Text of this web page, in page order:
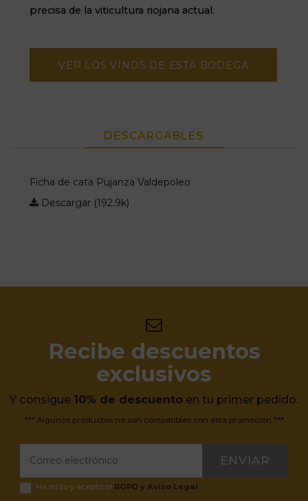
precisa de la viticultura riojana actual.
VER LOS VINOS DE ESTA BODEGA
DESCARGABLES
Ficha de cata Pujanza Valdepoleo
Descargar (192.9k)
Recibe descuentos
exclusivos
Y consigue 10% de descuento en tu primer pedido.
*** Algunos productos no son compatibles con esta promoción ***
ENVIAR
He leído y acepto el RGPD y Aviso Legal.